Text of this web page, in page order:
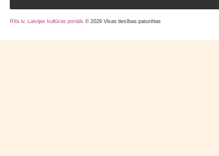
Rīts.lv, Latvijas kultūras portāls © 2026 Visas tiesības paturētas